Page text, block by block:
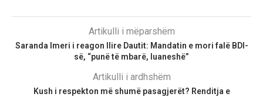
Artikulli i mëparshëm
Saranda Imeri i reagon Ilire Dautit: Mandatin e mori falë BDI-
së, “punë të mbarë, luaneshë”
Artikulli i ardhshëm
Kush i respekton më shumë pasagjerët? Renditja e